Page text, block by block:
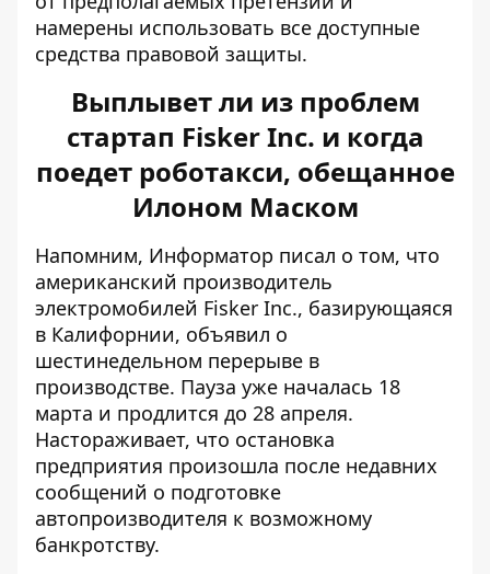
намерены использовать все доступные
средства правовой защиты.
Выплывет ли из проблем
стартап Fisker Inc. и когда
поедет роботакси, обещанное
Илоном Маском
Напомним, Информатор писал о том, что
американский производитель
электромобилей Fisker Inc., базирующаяся
в Калифорнии, объявил о
шестинедельном перерыве в
производстве. Пауза уже началась 18
марта и продлится до 28 апреля.
Настораживает, что остановка
предприятия произошла после недавних
сообщений о подготовке
автопроизводителя к возможному
банкротству.